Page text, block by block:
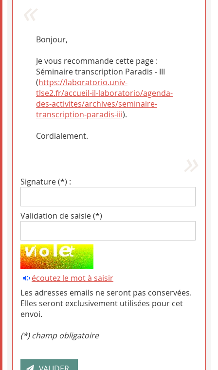
Bonjour,
Je vous recommande cette page :
Séminaire transcription Paradis - III
(https://laboratorio.univ-
tlse2.fr/accueil-il-laboratorio/agenda-
des-activites/archives/seminaire-
transcription-paradis-iii).
Cordialement.
Signature (*) :
Validation de saisie (*)
écoutez le mot à saisir
Les adresses emails ne seront pas conservées.
Elles seront exclusivement utilisées pour cet
envoi.
(*) champ obligatoire